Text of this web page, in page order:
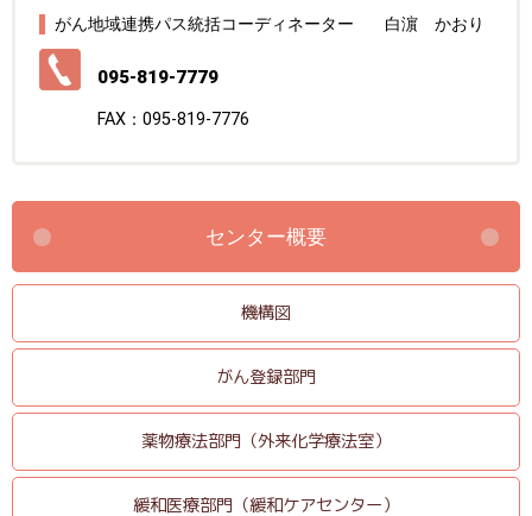
がん地域連携パス統括コーディネーター
白濵 かおり
095-819-7779
FAX：095-819-7776
センター概要
機構図
がん登録部門
薬物療法部門（外来化学療法室）
緩和医療部門（緩和ケアセンター）